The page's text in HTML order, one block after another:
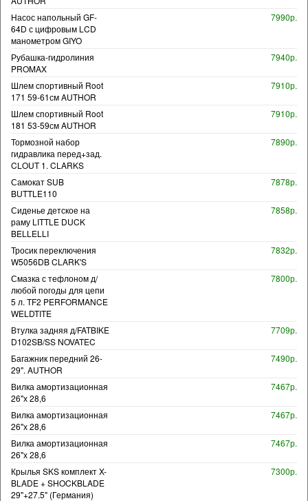
Насос напольный GF-
64D с цифровым LCD
манометром GIYO
7990р.
Рубашка-гидролиния
PROMAX
7940р.
Шлем спортивный Root
171 59-61см AUTHOR
7910р.
Шлем спортивный Root
181 53-59см AUTHOR
7910р.
Тормозной набор
гидравлика перед+зад.
CLOUT 1. CLARKS
7890р.
Самокат SUB
BUTTLE110
7878р.
Сиденье детское на
раму LITTLE DUCK
BELLELLI
7858р.
Тросик переключения
W5056DB CLARK'S
7832р.
Смазка с тефлоном д/
любой погоды для цепи
5 л. TF2 PERFORMANCE
WELDTITE
7800р.
Втулка задняя д/FATBIKE
D102SB/SS NOVATEC
7709р.
Багажник передний 26-
29". AUTHOR
7490р.
Вилка амортизационная
26"х 28,6
7467р.
Вилка амортизационная
26"х 28,6
7467р.
Вилка амортизационная
26"х 28,6
7467р.
Крылья SKS комплект X-
BLADE + SHOCKBLADE
29"+27.5" (Германия)
7300р.